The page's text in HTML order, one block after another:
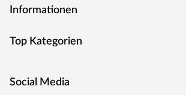
Informationen
Top Kategorien
Social Media